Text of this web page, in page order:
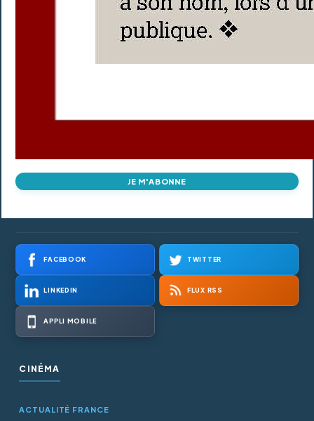
JE M'ABONNE
FACEBOOK TWITTER
LINKEDIN FLUX RSS
APPLI MOBILE
CINÉMA
ACTUALITÉ FRANCE